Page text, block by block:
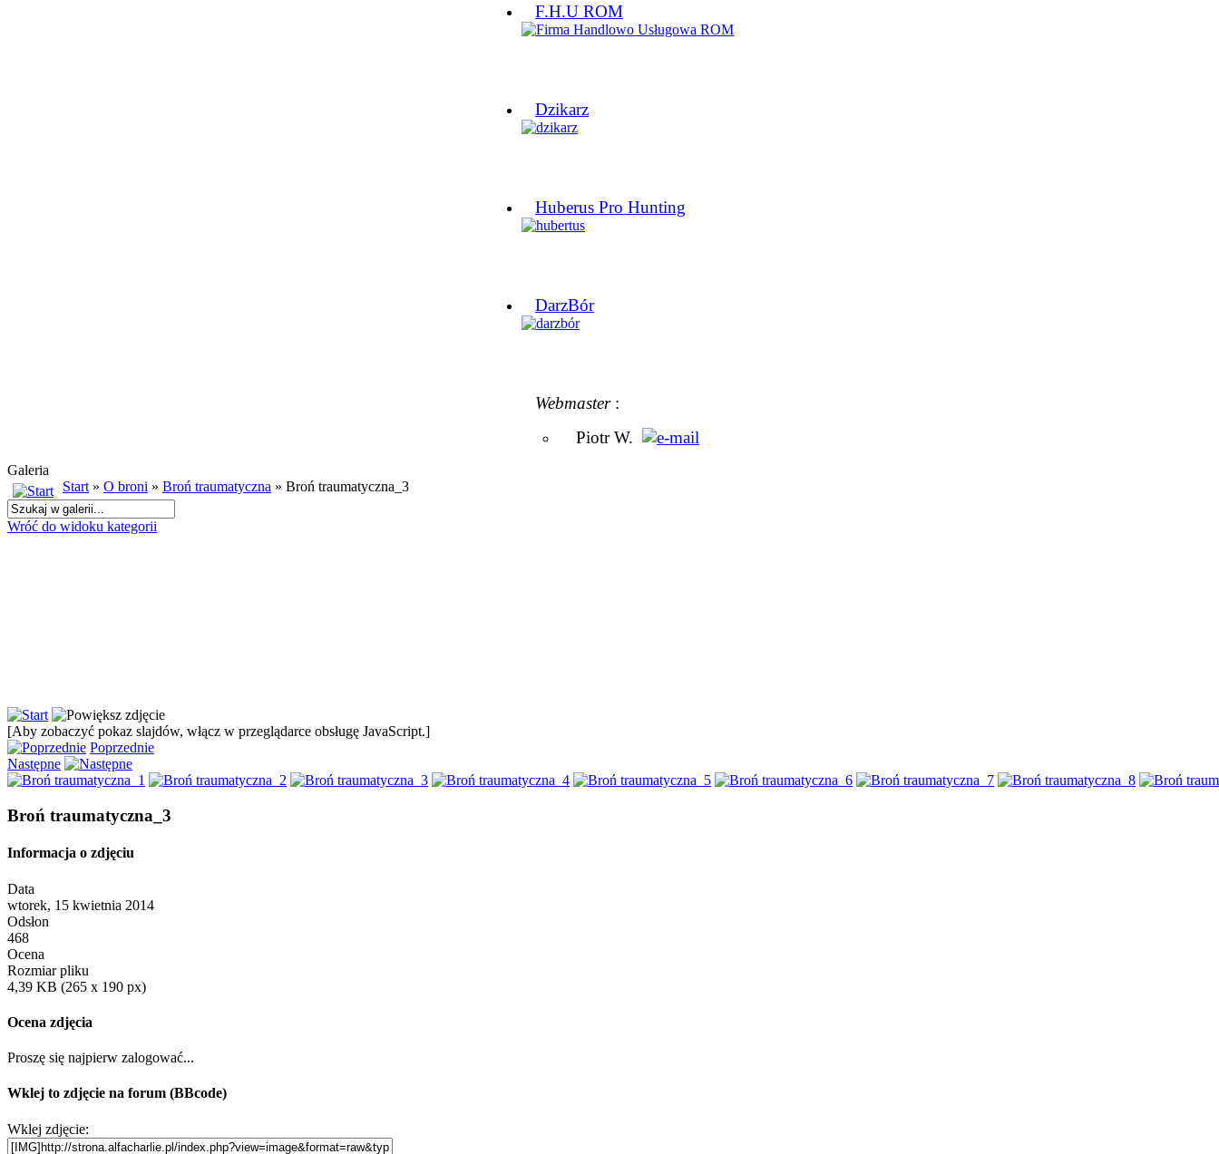
F.H.U ROM
Dzikarz
Huberus Pro Hunting
DarzBór
Webmaster :
Piotr W.
Galeria
Start » O broni » Broń traumatyczna » Broń traumatyczna_3
Wróć do widoku kategorii
[Aby zobaczyć pokaz slajdów, włącz w przeglądarce obsługę JavaScript.]
Poprzednie
Następne
Broń traumatyczna_3
Informacja o zdjęciu
Data
wtorek, 15 kwietnia 2014
Odsłon
468
Ocena
Rozmiar pliku
4,39 KB (265 x 190 px)
Ocena zdjęcia
Proszę się najpierw zalogować...
Wklej to zdjęcie na forum (BBcode)
Wklej zdjęcie: